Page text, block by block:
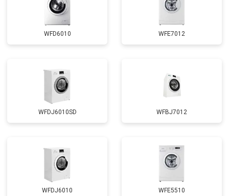
Замена приводного ремня
WFD6010 WFE7012
WFDJ6010SD WFBJ7012
WFDJ6010 WFE5510